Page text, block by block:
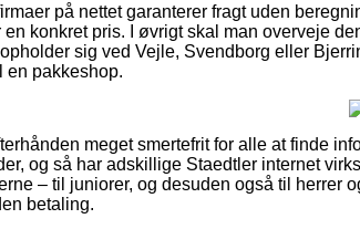
på nettet garanterer fragt uden
en konkret pris. I øvrigt skal man overveje
sig ved Vejle, Svendborg eller
en pakkeshop.
meget smertefrit for alle at finde
og så har adskillige Staedtler internet
– til juniorer, og desuden også til herrer
betaling.